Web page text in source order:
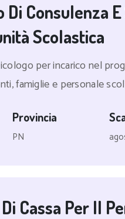
Di Consulenza
Scolastica
per incarico nel
famiglie e personale
Provincia
PN
Cassa Per Il